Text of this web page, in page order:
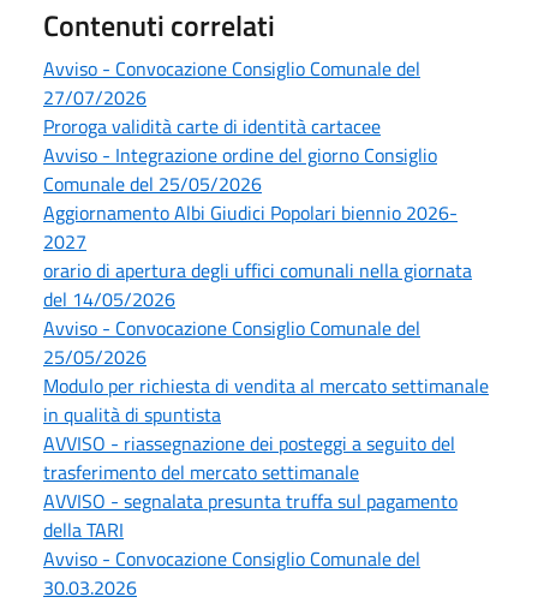
Contenuti correlati
Avviso - Convocazione Consiglio Comunale del
27/07/2026
Proroga validità carte di identità cartacee
Avviso - Integrazione ordine del giorno Consiglio
Comunale del 25/05/2026
Aggiornamento Albi Giudici Popolari biennio 2026-
2027
orario di apertura degli uffici comunali nella giornata
del 14/05/2026
Avviso - Convocazione Consiglio Comunale del
25/05/2026
Modulo per richiesta di vendita al mercato settimanale
in qualità di spuntista
AVVISO - riassegnazione dei posteggi a seguito del
trasferimento del mercato settimanale
AVVISO - segnalata presunta truffa sul pagamento
della TARI
Avviso - Convocazione Consiglio Comunale del
30.03.2026